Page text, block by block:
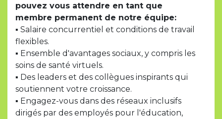
pouvez vous attendre en tant que
membre permanent de notre équipe:
▪ Salaire concurrentiel et conditions de travail
flexibles.
▪ Ensemble d'avantages sociaux, y compris les
soins de santé virtuels.
▪ Des leaders et des collègues inspirants qui
soutiennent votre croissance.
▪ Engagez-vous dans des réseaux inclusifs
dirigés par des employés pour l'éducation,